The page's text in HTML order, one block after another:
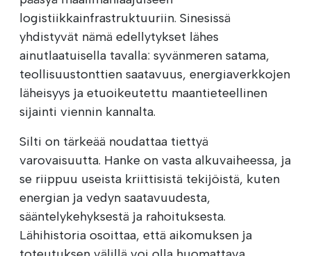
logistiikkainfrastruktuuriin. Sinesissä
yhdistyvät nämä edellytykset lähes
ainutlaatuisella tavalla: syvänmeren satama,
teollisuustonttien saatavuus, energiaverkkojen
läheisyys ja etuoikeutettu maantieteellinen
sijainti viennin kannalta.
Silti on tärkeää noudattaa tiettyä
varovaisuutta. Hanke on vasta alkuvaiheessa, ja
se riippuu useista kriittisistä tekijöistä, kuten
energian ja vedyn saatavuudesta,
sääntelykehyksestä ja rahoituksesta.
Lähihistoria osoittaa, että aikomuksen ja